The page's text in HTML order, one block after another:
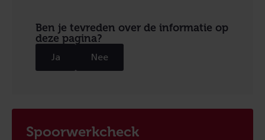
Ben je tevreden over de informatie op
deze pagina?
Ja Nee
Spoorwerkcheck